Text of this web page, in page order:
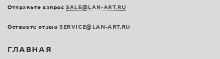
ГЛАВНАЯ
Отправьте запросSALE@LAN-ART.RU
Оставьте отзыв SERVICE@LAN-ART.RU